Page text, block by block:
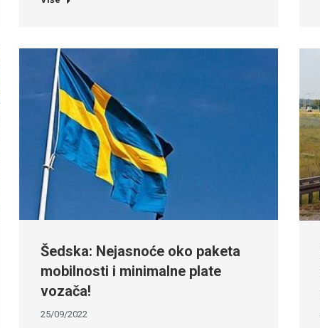
Šedska: Nejasnoće oko paketa
mobilnosti i minimalne plate
vozača!
25/09/2022